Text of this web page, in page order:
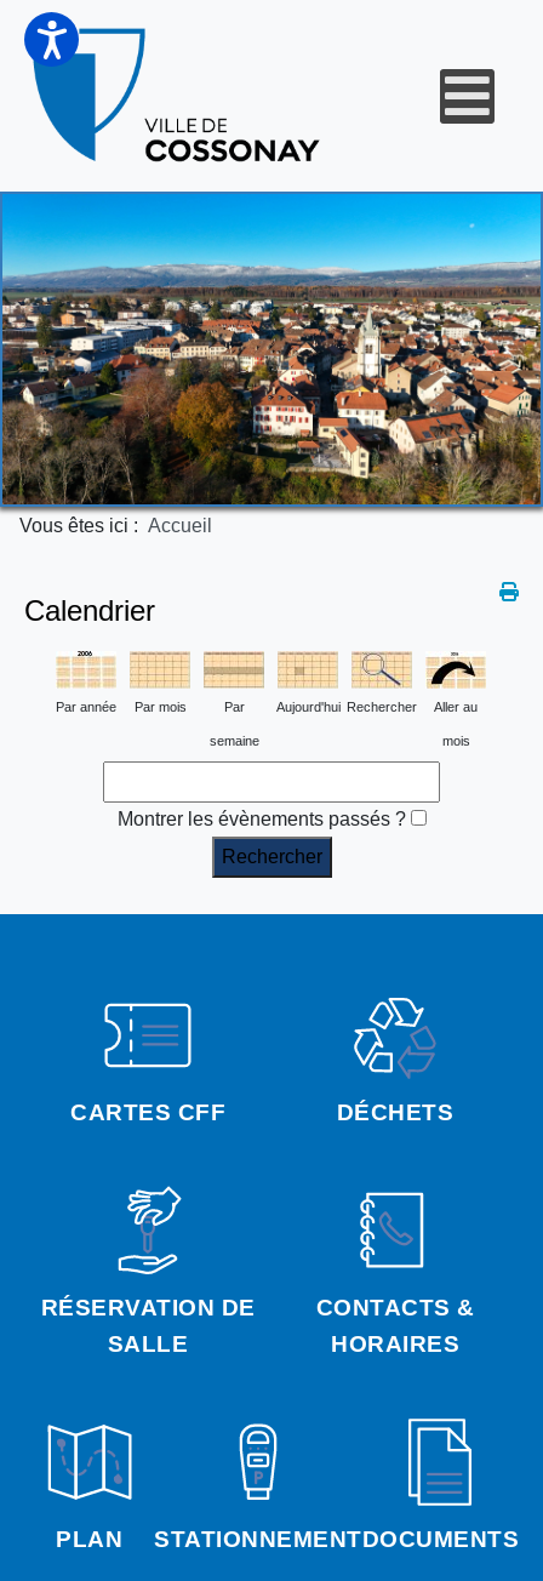
Vous êtes ici : Accueil
CARTES CFF DÉCHETS
RÉSERVATION DE
SALLE
CONTACTS &
HORAIRES
PLAN STATIONNEMENTDOCUMENTS
Calendrier
Par année Par mois Par
semaine
Aujourd'hui Rechercher Aller au
mois
Montrer les évènements passés ?